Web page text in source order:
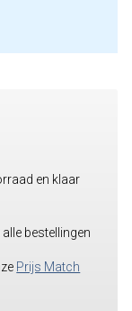
en klaar
bestellingen
Prijs Match